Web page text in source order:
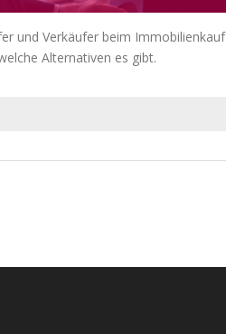
und Verkäufer beim
Alternativen es gibt.